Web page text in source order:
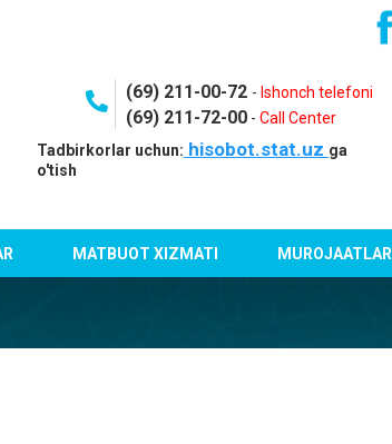
(69) 211-00-72 - Ishonch telefoni
(69) 211-72-00- Call Center
Tadbirkorlar uchun: hisobot.stat.uz ga
o'tish
MATBUOT XIZMATI MUROJAATLAR